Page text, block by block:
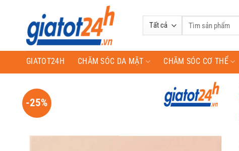
Tìm
GIATOT24H CHĂM SÓC DA MẶT CHĂM SÓC CƠ THỂ
-25%